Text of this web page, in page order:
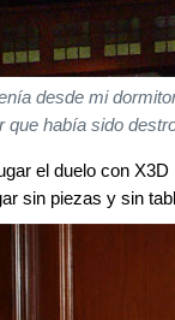
desde mi
que había sido
el duelo con
sin piezas y sin